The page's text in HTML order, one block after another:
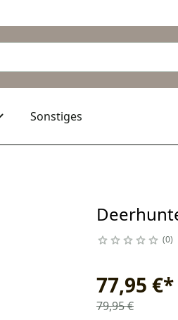
Sonstiges
0
77,95 €*
79,95 €